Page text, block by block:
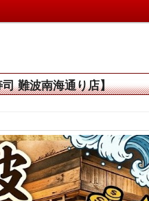
難波南海通り店】